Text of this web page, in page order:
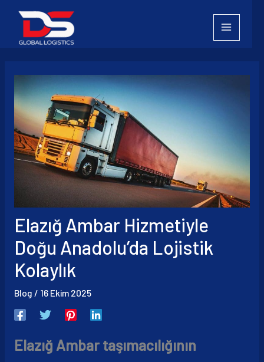
Elazığ Ambar Hizmetiyle
Doğu Anadolu’da Lojistik
Kolaylık
Blog / 16 Ekim 2025
Elazığ Ambar taşımacılığının